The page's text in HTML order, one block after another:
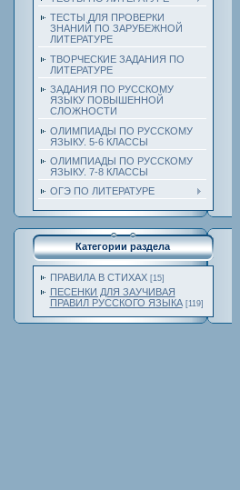
ТЕСТЫ ДЛЯ ПРОВЕРКИ
ЗНАНИЙ ПО ЗАРУБЕЖНОЙ
ЛИТЕРАТУРЕ
ТВОРЧЕСКИЕ ЗАДАНИЯ ПО
ЛИТЕРАТУРЕ
ЗАДАНИЯ ПО РУССКОМУ
ЯЗЫКУ ПОВЫШЕННОЙ
СЛОЖНОСТИ
ОЛИМПИАДЫ ПО РУССКОМУ
ЯЗЫКУ. 5-6 КЛАССЫ
ОЛИМПИАДЫ ПО РУССКОМУ
ЯЗЫКУ. 7-8 КЛАССЫ
ОГЭ ПО ЛИТЕРАТУРЕ
Категории раздела
ПРАВИЛА В СТИХАХ [15]
ПЕСЕНКИ ДЛЯ ЗАУЧИВАЯ
ПРАВИЛ РУССКОГО ЯЗЫКА [119]